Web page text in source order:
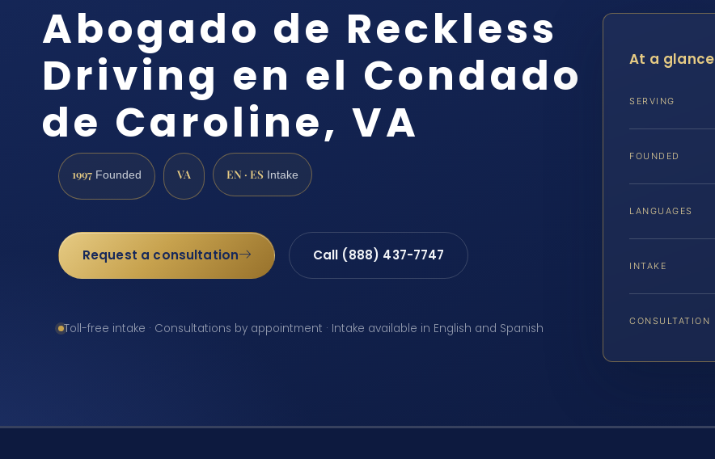
Abogado de Reckless
Driving en el Condado
de Caroline, VA
1997 Founded VA EN · ES Intake
Request a consultation Call (888) 437-7747
Toll-free intake · Consultations by appointment · Intake available in English and Spanish
At a glance
SERVING
FOUNDED
LANGUAGES
INTAKE
CONSULTATION